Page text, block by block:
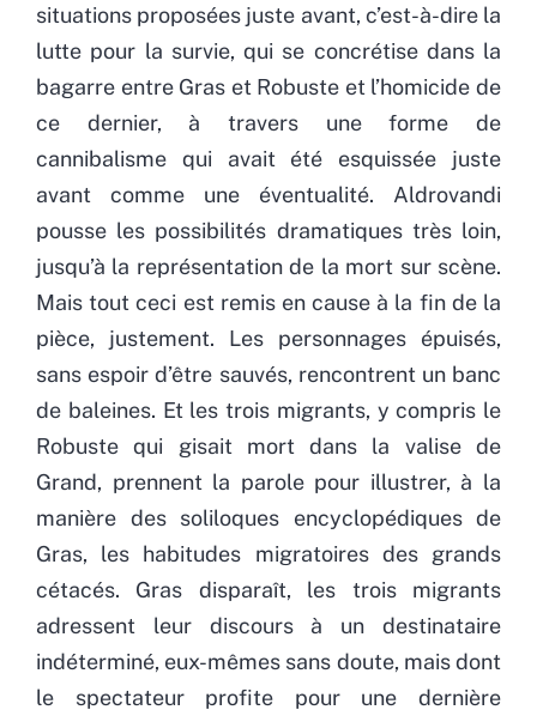
situations proposées juste avant, c’est-à-dire la
lutte pour la survie, qui se concrétise dans la
bagarre entre Gras et Robuste et l’homicide de
ce dernier, à travers une forme de
cannibalisme qui avait été esquissée juste
avant comme une éventualité. Aldrovandi
pousse les possibilités dramatiques très loin,
jusqu’à la représentation de la mort sur scène.
Mais tout ceci est remis en cause à la fin de la
pièce, justement. Les personnages épuisés,
sans espoir d’être sauvés, rencontrent un banc
de baleines. Et les trois migrants, y compris le
Robuste qui gisait mort dans la valise de
Grand, prennent la parole pour illustrer, à la
manière des soliloques encyclopédiques de
Gras, les habitudes migratoires des grands
cétacés. Gras disparaît, les trois migrants
adressent leur discours à un destinataire
indéterminé, eux-mêmes sans doute, mais dont
le spectateur profite pour une dernière